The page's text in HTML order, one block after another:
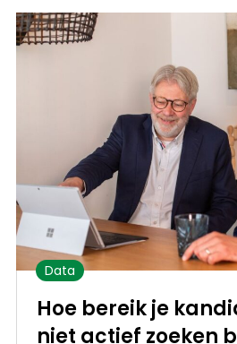
Data
Hoe bereik je
niet actief zoeken